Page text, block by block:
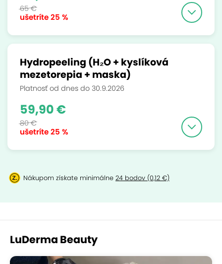
ušetríte25 %
65 €
Hydropeeling (H₂O + kyslíková
mezetorepia + maska)
Platnosť od dnes do 30.9.2026
ušetríte25 %
59,90 €
80 €
Nákupom získate minimálne 24 bodov (0,12 €)
LuDerma Beauty